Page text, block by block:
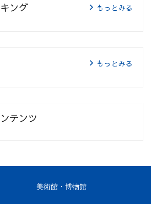
ング もっとみる
もっとみる
テンツ
美術館・博物館